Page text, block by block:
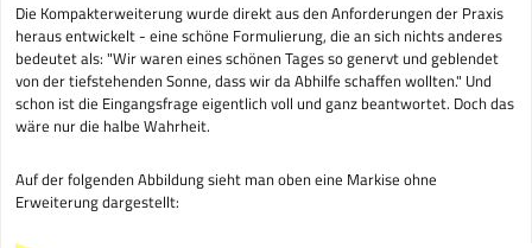
Die Kompakterweiterung wurde direkt aus den Anforderungen der Praxis
heraus entwickelt - eine schöne Formulierung, die an sich nichts anderes
bedeutet als: "Wir waren eines schönen Tages so genervt und geblendet
von der tiefstehenden Sonne, dass wir da Abhilfe schaffen wollten." Und
schon ist die Eingangsfrage eigentlich voll und ganz beantwortet. Doch das
wäre nur die halbe Wahrheit.
Auf der folgenden Abbildung sieht man oben eine Markise ohne
Erweiterung dargestellt: